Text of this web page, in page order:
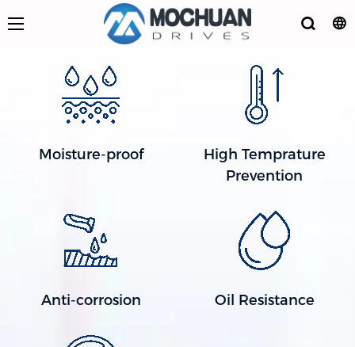
Moisture-proof
High Temprature
Prevention
Anti-corrosion Oil Resistance